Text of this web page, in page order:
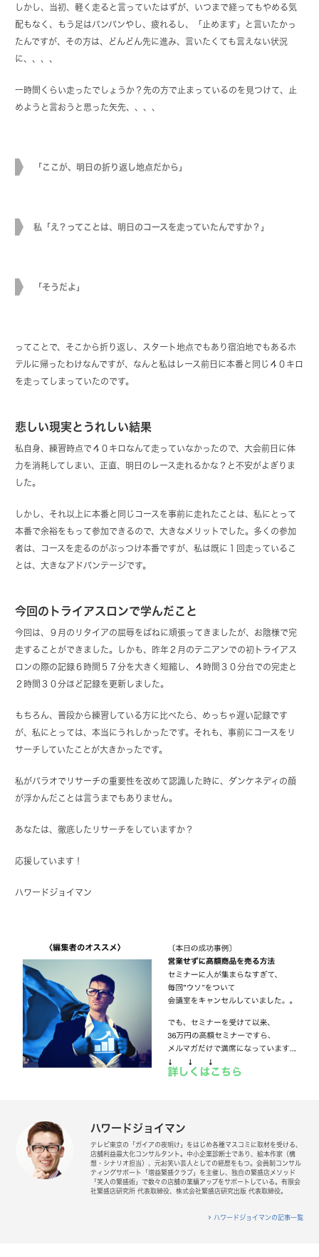
しかし、当初、軽く走ると言っていたはずが、いつまで経ってもやめる気
配もなく、もう足はパンパンやし、疲れるし、「止めます」と言いたかっ
たんですが、その方は、どんどん先に進み、言いたくても言えない状況
に、、、、
一時間くらい走ったでしょうか？先の方で止まっているのを見つけて、止
めようと言おうと思った矢先、、、、
「ここが、明日の折り返し地点だから」
私「え？ってことは、明日のコースを走っていたんですか？」
「そうだよ」
ってことで、そこから折り返し、スタート地点でもあり宿泊地でもあるホ
テルに帰ったわけなんですが、なんと私はレース前日に本番と同じ４０キロ
を走ってしまっていたのです。
悲しい現実とうれしい結果
私自身、練習時点で４０キロなんて走っていなかったので、大会前日に体
力を消耗してしまい、正直、明日のレース走れるかな？と不安がよぎりま
した。
しかし、それ以上に本番と同じコースを事前に走れたことは、私にとって
本番で余裕をもって参加できるので、大きなメリットでした。多くの参加
者は、コースを走るのがぶっつけ本番ですが、私は既に１回走っているこ
とは、大きなアドバンテージです。
今回のトライアスロンで学んだこと
今回は、９月のリタイアの屈辱をばねに頑張ってきましたが、お陰様で完
走することができました。しかも、昨年２月のテニアンでの初トライアス
ロンの際の記録６時間５７分を大きく短縮し、４時間３０分台での完走と
２時間３０分ほど記録を更新しました。
もちろん、普段から練習している方に比べたら、めっちゃ遅い記録です
が、私にとっては、本当にうれしかったです。それも、事前にコースをリ
サーチしていたことが大きかったです。
私がパラオでリサーチの重要性を改めて認識した時に、ダンケネディの顔
が浮かんだことは言うまでもありません。
あなたは、徹底したリサーチをしていますか？
応援しています！
ハワードジョイマン
ハワードジョイマン
テレビ東京の「ガイアの夜明け」をはじめ各種マスコミに取材を受ける、
店舗利益最大化コンサルタント。中小企業診断士であり、絵本作家（構
想・シナリオ担当）、元お笑い芸人としての経歴をもつ。会員制コンサル
ティングサポート「増益繁盛クラブ」を主催し、独自の繁盛店メソッド
「笑人の繁盛術」で数々の店舗の業績アップをサポートしている。有限会
社繁盛店研究所 代表取締役、株式会社繁盛店研究出版 代表取締役。
ハワードジョイマンの記事一覧